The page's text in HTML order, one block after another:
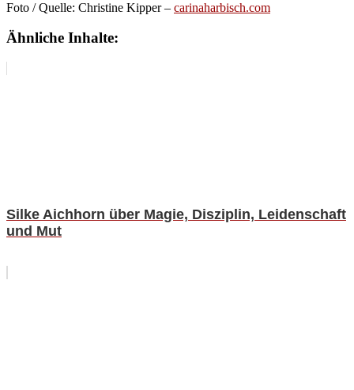
Foto / Quelle: Christine Kipper – carinaharbisch.com
Ähnliche Inhalte:
Silke Aichhorn über Magie, Disziplin, Leidenschaft
und Mut